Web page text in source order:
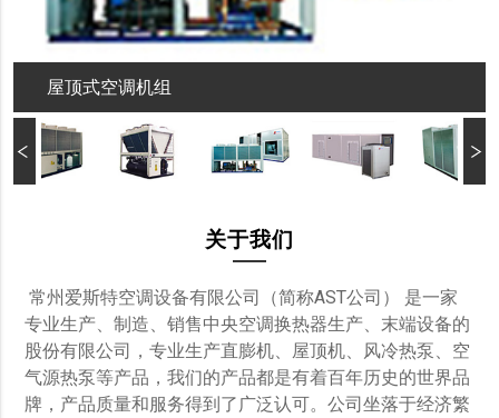
屋顶式空调机组
关于我们
常州爱斯特空调设备有限公司（简称AST公司） 是一家
专业生产、制造、销售中央空调换热器生产、末端设备的
股份有限公司，专业生产直膨机、屋顶机、风冷热泵、空
气源热泵等产品，我们的产品都是有着百年历史的世界品
牌，产品质量和服务得到了广泛认可。公司坐落于经济繁